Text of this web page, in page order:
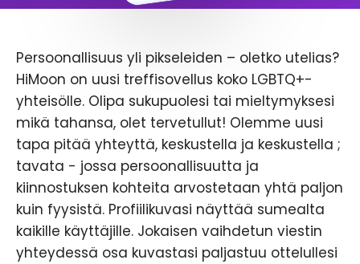
Persoonallisuus yli pikseleiden – oletko utelias?
HiMoon on uusi treffisovellus koko LGBTQ+-
yhteisölle. Olipa sukupuolesi tai mieltymyksesi
mikä tahansa, olet tervetullut! Olemme uusi
tapa pitää yhteyttä, keskustella ja keskustella ;
tavata - jossa persoonallisuutta ja
kiinnostuksen kohteita arvostetaan yhtä paljon
kuin fyysistä. Profiilikuvasi näyttää sumealta
kaikille käyttäjille. Jokaisen vaihdetun viestin
yhteydessä osa kuvastasi paljastuu ottelullesi